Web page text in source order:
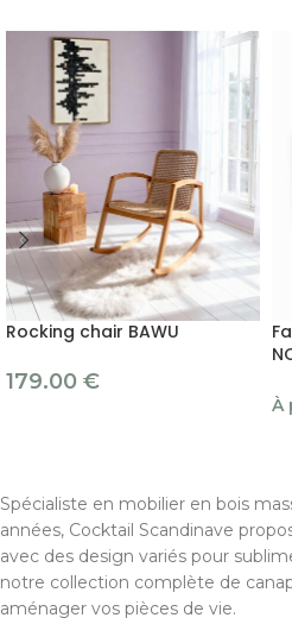
Rocking chair BAWU
179.00 €
À
Spécialiste en mobilier en bois
années, Cocktail Scandinave
avec des design variés pour
notre collection complète de
aménager vos pièces de vie.